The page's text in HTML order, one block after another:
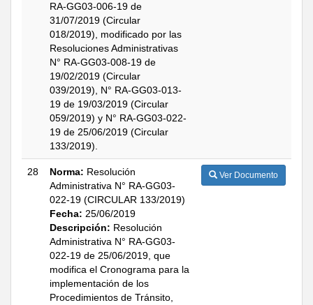
RA-GG03-006-19 de
31/07/2019 (Circular
018/2019), modificado por las
Resoluciones Administrativas
N° RA-GG03-008-19 de
19/02/2019 (Circular
039/2019), N° RA-GG03-013-
19 de 19/03/2019 (Circular
059/2019) y N° RA-GG03-022-
19 de 25/06/2019 (Circular
133/2019).
28 Norma: Resolución
Administrativa N° RA-GG03-
022-19 (CIRCULAR 133/2019)
Fecha: 25/06/2019
Descripción: Resolución
Administrativa N° RA-GG03-
022-19 de 25/06/2019, que
modifica el Cronograma para la
implementación de los
Procedimientos de Tránsito,
Ver Documento